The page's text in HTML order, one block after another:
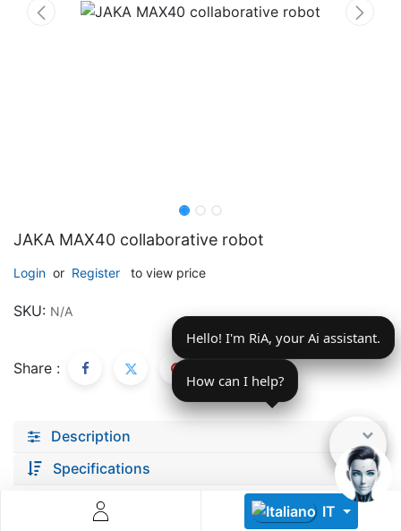
IT
JAKA MAX40 collaborative robot
Login or Register to view price
SKU: N/A
Share :
Description
Specifications
Platformă integrată pentru managementul flotei de roboți
Monitorizare în timp real și analiză date
Conectează roboți, software și servicii într-o singură
soluție
Scalabil de la 1 robot la zeci de unități
Află mai mult
Hello! I'm RiA, your Ai assistant.
How can I help?